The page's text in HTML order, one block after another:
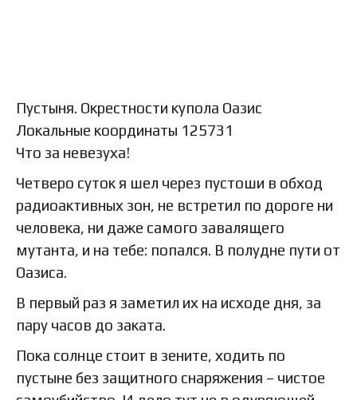
Пустыня. Окрестности купола Оазис
Локальные координаты 125731
Что за невезуха!
Четверо суток я шел через пустоши в обход
радиоактивных зон, не встретил по дороге ни
человека, ни даже самого завалящего
мутанта, и на тебе: попался. В полудне пути от
Оазиса.
В первый раз я заметил их на исходе дня, за
пару часов до заката.
Пока солнце стоит в зените, ходить по
пустыне без защитного снаряжения – чистое